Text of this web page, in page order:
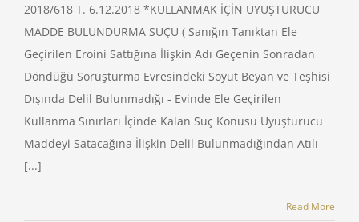
2018/618 T. 6.12.2018 *KULLANMAK İÇİN UYUŞTURUCU
MADDE BULUNDURMA SUÇU ( Sanığın Tanıktan Ele
Geçirilen Eroini Sattığına İlişkin Adı Geçenin Sonradan
Döndüğü Soruşturma Evresindeki Soyut Beyan ve Teşhisi
Dışında Delil Bulunmadığı - Evinde Ele Geçirilen
Kullanma Sınırları İçinde Kalan Suç Konusu Uyuşturucu
Maddeyi Satacağına İlişkin Delil Bulunmadığından Atılı
[...]
Read More